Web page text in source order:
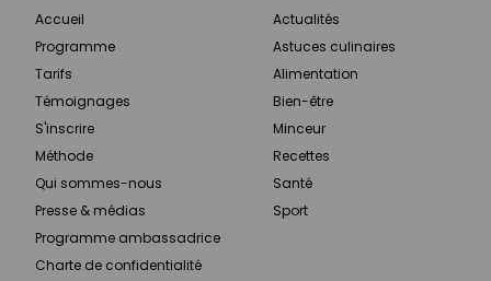
Accueil
Programme
Tarifs
Témoignages
S'inscrire
Méthode
Qui sommes-nous
Presse & médias
Programme ambassadrice
Charte de confidentialité
Actualités
Astuces culinaires
Alimentation
Bien-être
Minceur
Recettes
Santé
Sport